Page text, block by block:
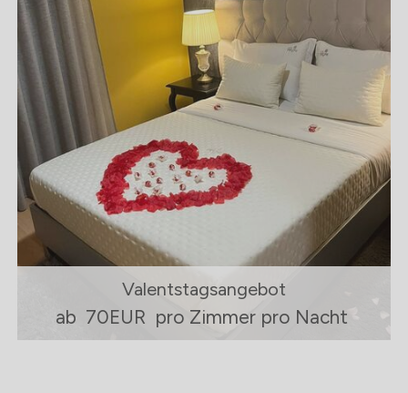
Valentstagsangebot
ab 70EUR pro Zimmer pro Nacht